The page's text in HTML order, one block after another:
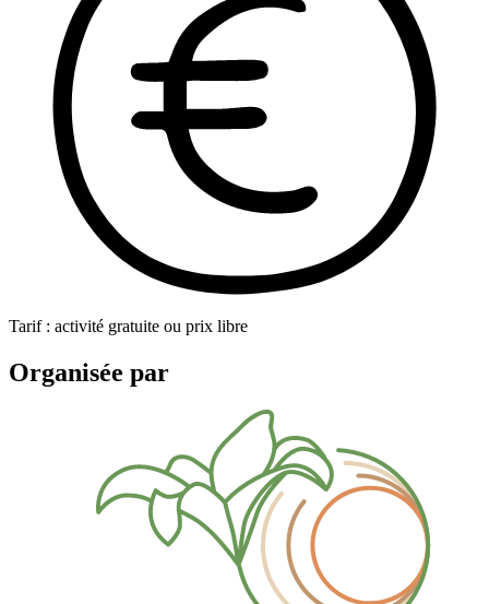
Tarif : activité gratuite ou prix libre
Organisée par